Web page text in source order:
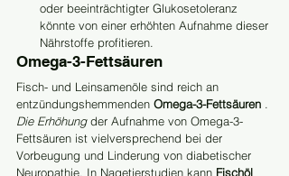
oder beeinträchtigter Glukosetoleranz
könnte von einer erhöhten Aufnahme dieser
Nährstoffe profitieren.
Omega-3-Fettsäuren
Fisch- und Leinsamenöle sind reich an
entzündungshemmenden Omega-3-Fettsäuren .
Die Erhöhung der Aufnahme von Omega-3-
Fettsäuren ist vielversprechend bei der
Vorbeugung und Linderung von diabetischer
Neuropathie. In Nagetierstudien kann Fischöl